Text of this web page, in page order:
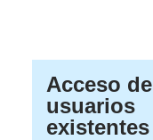
Acceso de
usuarios
existentes